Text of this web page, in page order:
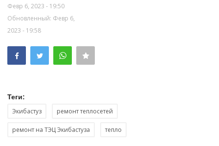
Февр 6, 2023 - 19:50
Обновленный: Февр 6,
2023 - 19:58
Теги:
Экибастуз ремонт теплосетей
ремонт на ТЭЦ Экибастуза тепло